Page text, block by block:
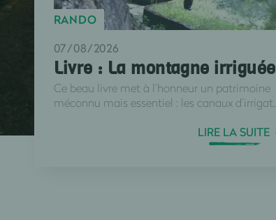
RANDO
07/08/2026
Livre : La montagne irriguée
Ce beau livre met à l’honneur un patrimoine
méconnu mais essentiel : les canaux d’irrigat...
LIRE LA SUITE